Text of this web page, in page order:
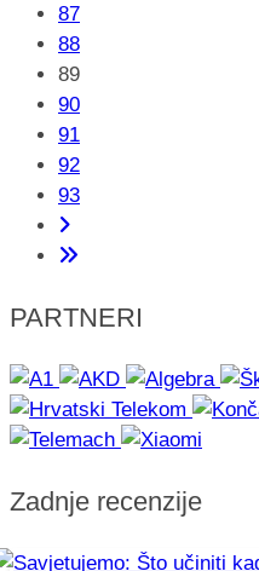
87
88
89
90
91
92
93
PARTNERI
Zadnje recenzije